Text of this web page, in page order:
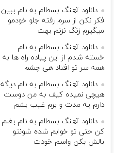
دانلود آهنگ بسطام به نام ببین
فکر نکن از سرم رفته جلو خودمو
میگیرم زنگ نزنم بهت
دانلود آهنگ بسطام به نام
خسته شدم از این پیاده راه ها به
همه سر تو افتاد هی چشم
دانلود آهنگ بسطام به نام دیگه
هیچی نمیده کیف به من دوست
دارم یه مدت و برم غیب بشم
دانلود آهنگ بسطام به نام بغلم
کن حتی تو خوابم شده شونتو
بالش بکن واسم خودت